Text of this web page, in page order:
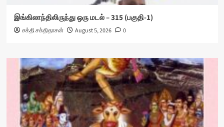
இங்கிலாந்திலிருந்து ஒரு மடல் – 315 (பகுதி-1)
சக்தி சக்திதாசன் August 5, 2026 0